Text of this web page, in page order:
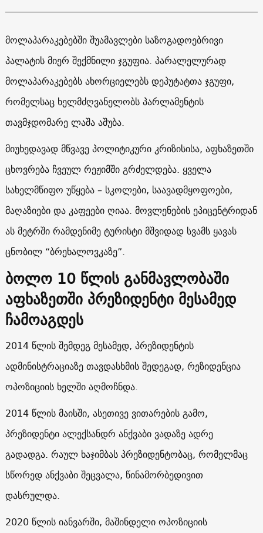
მოლაპარაკებებში შუამავლები საზოგადოებრივი
პალატის მიერ შექმნილი ჯგუფია. პარალელურად
მოლაპარაკებებს ახორციელებს დეპუტატთა ჯგუფი,
რომელსაც ხელმძღვანელობს პარლამენტის
თავმჯდომარე ლაშა აშუბა.
მიუხედავად მწვავე პოლიტიკური კრიზისისა, აფხაზეთში
ცხოვრება ჩვეულ რეჟიმში გრძელდება. ყველა
სახელმწიფო უწყება – სკოლები, საავადმყოფოები,
მაღაზიები და კაფეები ღიაა. მოვლენების ეპიცენტრიდან
ას მეტრში რამდენიმე ტურისტი მშვიდად სვამს ყავას
ცნობილ “ბრეხალოვკაზე”.
ბოლო 10 წლის განმავლობაში
აფხაზეთში პრეზიდენტი მესამედ
ჩამოაგდეს
2014 წლის შემდეგ მესამედ, პრეზიდენტის
ადმინისტრაციაზე თავდასხმის შედეგად, რეზიდენცია
ოპოზიციის ხელში აღმოჩნდა.
2014 წლის მაისში, ასეთივე ვითარების გამო,
პრეზიდენტი ალექსანდრ ანქვაბი ვადაზე ადრე
გადადგა. რაულ ხაჯიმბას პრეზიდენტობაც, რომელმაც
სწორედ ანქვაბი შეცვალა, წინამორბედივით
დასრულდა.
2020 წლის იანვარში, მაშინდელი ოპოზიციის